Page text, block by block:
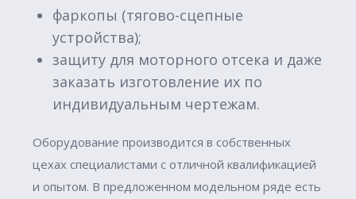
фаркопы (тягово-сцепные
устройства);
защиту для моторного отсека и даже
заказать изготовление их по
индивидуальным чертежам.
Оборудование производится в собственных
цехах специалистами с отличной квалификацией
и опытом. В предложенном модельном ряде есть